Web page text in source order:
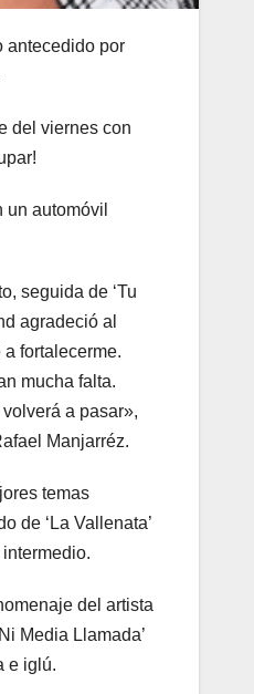
antecedido por
del viernes con
automóvil
seguida de ‘Tu
agradeció al
fortalecerme.
mucha falta.
a pasar»,
Manjarréz.
temas
de ‘La Vallenata’
del artista
Media Llamada’
e iglú.